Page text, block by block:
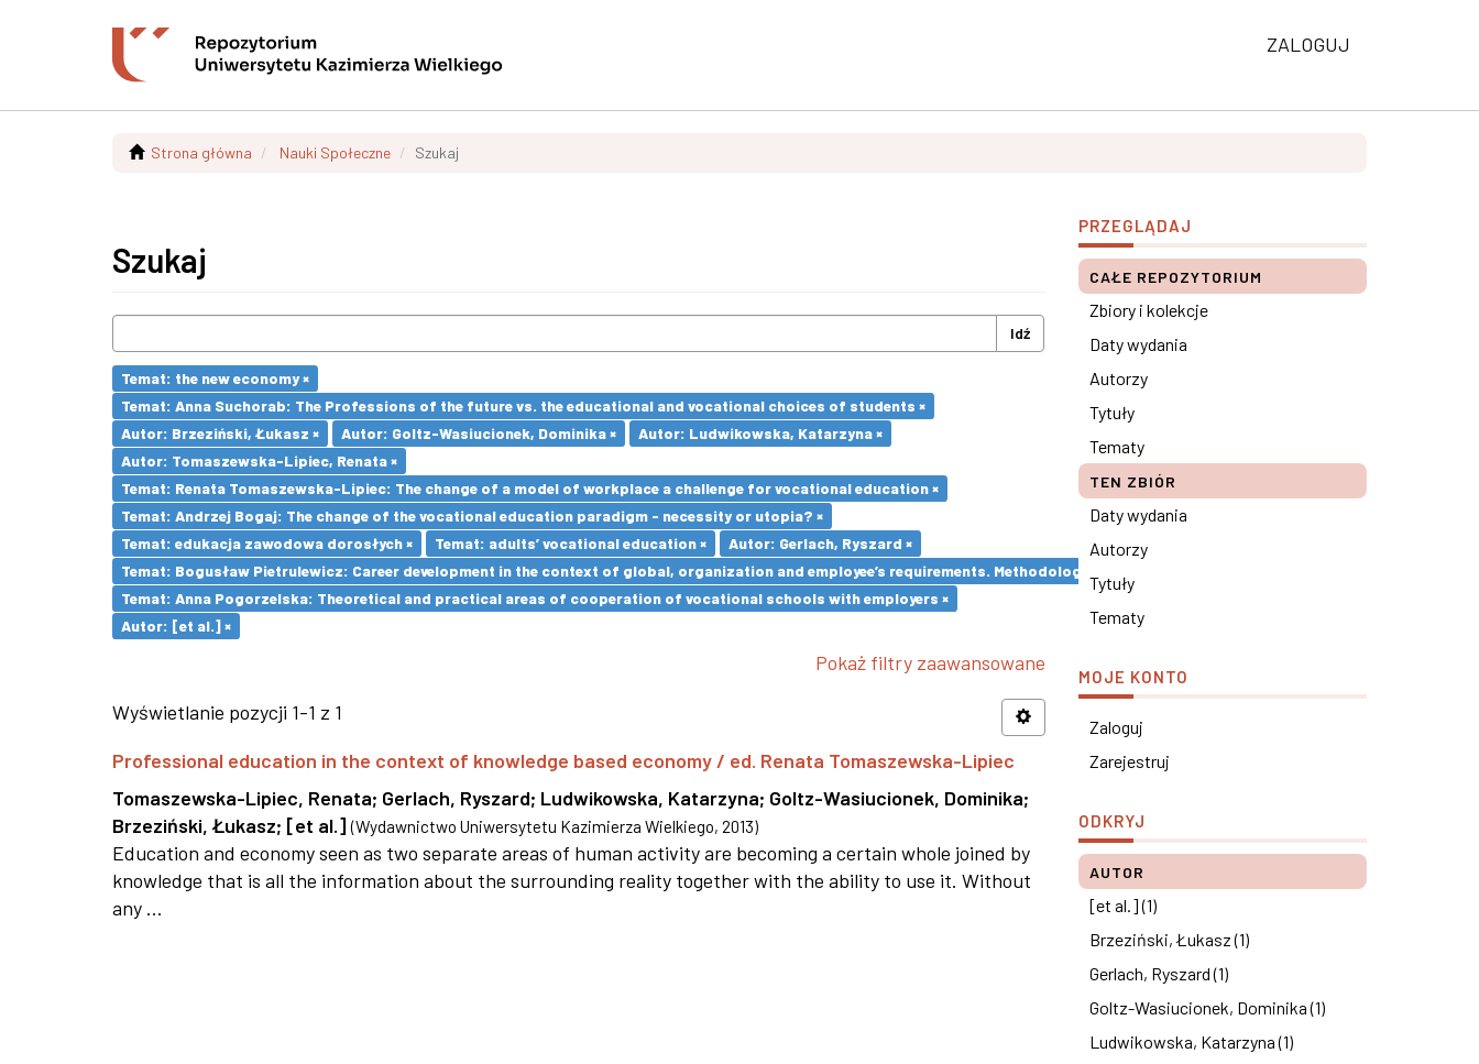
ZALOGUJ
Strona główna Nauki Społeczne Szukaj
Szukaj
Idź
Temat: the new economy ×
Temat: Anna Suchorab: The Professions of the future vs. the educational and vocational choices of students ×
Autor: Brzeziński, Łukasz ×
Autor: Goltz-Wasiucionek, Dominika ×
Autor: Ludwikowska, Katarzyna ×
Autor: Tomaszewska-Lipiec, Renata ×
Temat: Renata Tomaszewska-Lipiec: The change of a model of workplace a challenge for vocational education ×
Temat: Andrzej Bogaj: The change of the vocational education paradigm - necessity or utopia? ×
Temat: edukacja zawodowa dorosłych ×
Temat: adults’ vocational education ×
Autor: Gerlach, Ryszard ×
Temat: Bogusław Pietrulewicz: Career development in the context of global, organization and employee’s requirements. Methodological remarks ×
Temat: Anna Pogorzelska: Theoretical and practical areas of cooperation of vocational schools with employers ×
Autor: [et al.] ×
Pokaż filtry zaawansowane
Wyświetlanie pozycji 1-1 z 1
Professional education in the context of knowledge based economy / ed. Renata Tomaszewska-Lipiec
Tomaszewska-Lipiec, Renata; Gerlach, Ryszard; Ludwikowska, Katarzyna; Goltz-Wasiucionek, Dominika;
Brzeziński, Łukasz; [et al.] (Wydawnictwo Uniwersytetu Kazimierza Wielkiego, 2013)
Education and economy seen as two separate areas of human activity are becoming a certain whole joined by
knowledge that is all the information about the surrounding reality together with the ability to use it. Without
any ...
PRZEGLĄDAJ
CAŁE REPOZYTORIUM
Zbiory i kolekcje
Daty wydania
Autorzy
Tytuły
Tematy
TEN ZBIÓR
Daty wydania
Autorzy
Tytuły
Tematy
MOJE KONTO
Zaloguj
Zarejestruj
ODKRYJ
AUTOR
[et al.] (1)
Brzeziński, Łukasz (1)
Gerlach, Ryszard (1)
Goltz-Wasiucionek, Dominika (1)
Ludwikowska, Katarzyna (1)